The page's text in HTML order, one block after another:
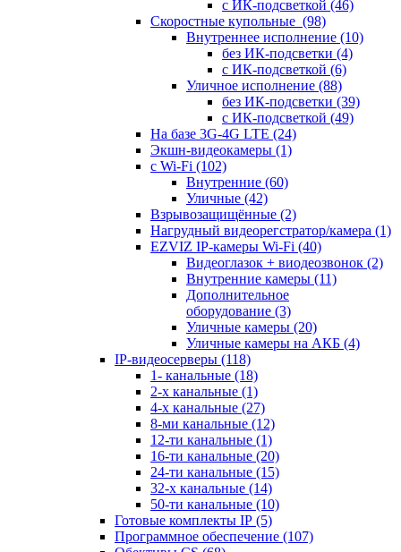
с ИК-подсветкой (46)
Скоростные купольные (98)
Внутреннее исполнение (10)
без ИК-подсветки (4)
с ИК-подсветкой (6)
Уличное исполнение (88)
без ИК-подсветки (39)
с ИК-подсветкой (49)
На базе 3G-4G LTE (24)
Экшн-видеокамеры (1)
с Wi-Fi (102)
Внутренние (60)
Уличные (42)
Взрывозащищённые (2)
Нагрудный видеорегстратор/камера (1)
EZVIZ IP-камеры Wi-Fi (40)
Видеоглазок + виодеозвонок (2)
Внутренние камеры (11)
Дополнительное
оборудование (3)
Уличные камеры (20)
Уличные камеры на АКБ (4)
IP-видеосерверы (118)
1- канальные (18)
2-х канальные (1)
4-х канальные (27)
8-ми канальные (12)
12-ти канальные (1)
16-ти канальные (20)
24-ти канальные (15)
32-х канальные (14)
50-ти канальные (10)
Готовые комплекты IP (5)
Программное обеспечение (107)